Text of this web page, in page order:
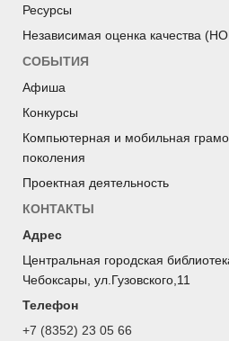
Ресурсы
Независимая оценка качества
СОБЫТИЯ
Афиша
Конкурсы
Компьютерная и мобильная
поколения
Проектная деятельность
КОНТАКТЫ
Адрес
Центральная городская
Чебоксары, ул.Гузовского,11
Телефон
+7 (8352) 23 05 66